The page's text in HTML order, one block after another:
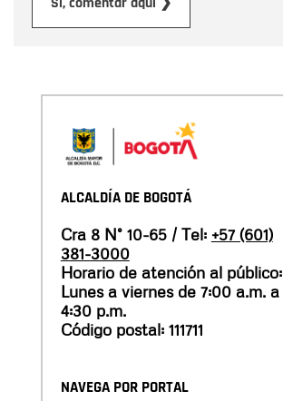
ALCALDÍA DE BOGOTÁ
Cra 8 N° 10-65 / Tel: +57 (601)
381-3000
Horario de atención al público:
Lunes a viernes de 7:00 a.m. a
4:30 p.m.
Código postal: 111711
NAVEGA POR PORTAL